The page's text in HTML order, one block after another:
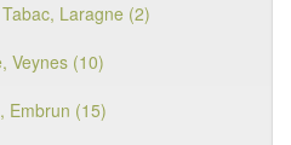
Laragne (2)
Veynes (10)
Embrun (15)